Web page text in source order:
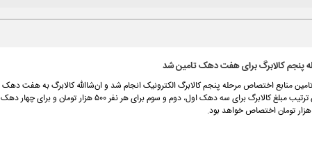
پنجم کالابرگ برای هفت دهک تامین شد
منابع اختصاص مرحله پنجم کالابرگ الکترونیک انجام شد و ان‌شاالله کالابرگ به هفت دهک
پرداخت می‌شود؛ بدین ترتیب مبلغ کالابرگ برای سه دهک اول، دوم و سوم برای هر نفر ۵۰۰ هزار تومان و برای چهار دهک